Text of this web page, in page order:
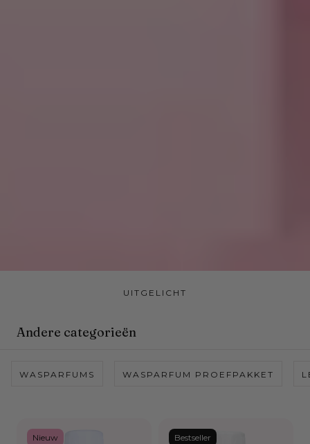
UITGELICHT
Andere categorieën
WASPARFUMS WASPARFUM PROEFPAKKET
Nieuw Bestseller